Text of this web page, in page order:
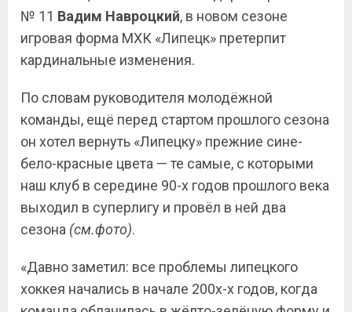
№ 11 Вадим Навроцкий, в новом сезоне
игровая форма МХК «Липецк» претерпит
кардинальные изменения.
По словам руководителя молодёжной
команды, ещё перед стартом прошлого сезона
он хотел вернуть «Липецку» прежние сине-
бело-красные цвета — те самые, с которыми
наш клуб в середине 90-х годов прошлого века
выходил в суперлигу и провёл в ней два
сезона (см.фото).
«Давно заметил: все проблемы липецкого
хоккея начались в начале 200х-х годов, когда